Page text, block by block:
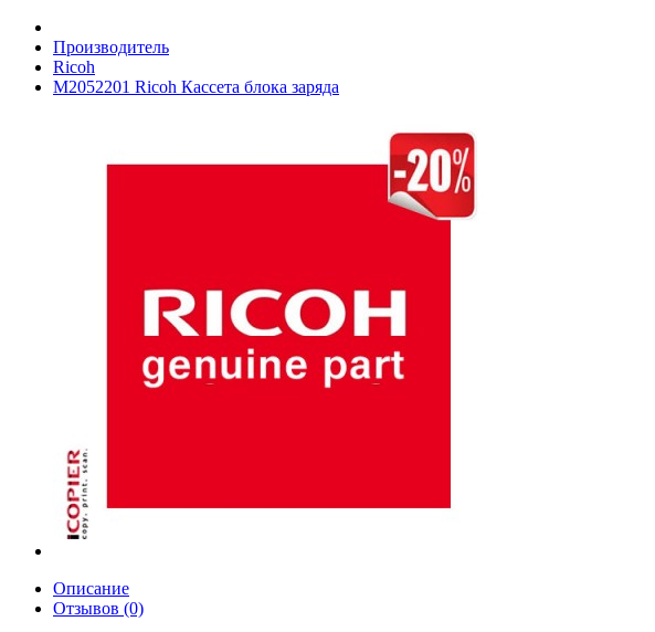
Производитель
Ricoh
M2052201 Ricoh Кассета блока заряда
Описание
Отзывов (0)